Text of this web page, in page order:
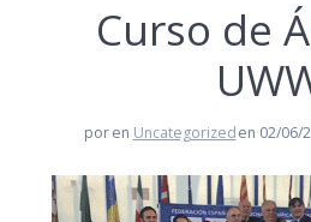
Curso de
poren Uncategorizeden 02/06/